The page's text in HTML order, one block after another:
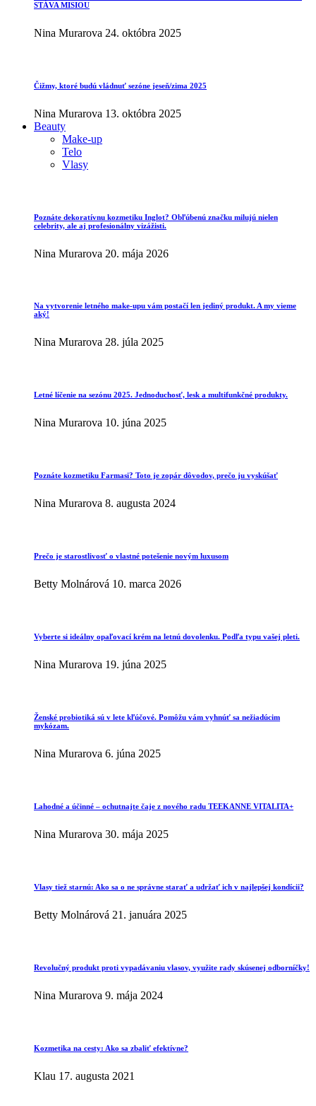
STÁVA MISIOU
Nina Murarova 24. októbra 2025
Čižmy, ktoré budú vládnuť sezóne jeseň/zima 2025
Nina Murarova 13. októbra 2025
Beauty
Make-up
Telo
Vlasy
Poznáte dekoratívnu kozmetiku Inglot? Obľúbenú značku milujú nielen
celebrity, ale aj profesionálny vizážisti.
Nina Murarova 20. mája 2026
Na vytvorenie letného make-upu vám postačí len jediný produkt. A my vieme
aký!
Nina Murarova 28. júla 2025
Letné líčenie na sezónu 2025. Jednoduchosť, lesk a multifunkčné produkty.
Nina Murarova 10. júna 2025
Poznáte kozmetiku Farmasi? Toto je zopár dôvodov, prečo ju vyskúšať
Nina Murarova 8. augusta 2024
Prečo je starostlivosť o vlastné potešenie novým luxusom
Betty Molnárová 10. marca 2026
Vyberte si ideálny opaľovací krém na letnú dovolenku. Podľa typu vašej pleti.
Nina Murarova 19. júna 2025
Ženské probiotiká sú v lete kľúčové. Pomôžu vám vyhnúť sa nežiadúcim
mykózam.
Nina Murarova 6. júna 2025
Lahodné a účinné – ochutnajte čaje z nového radu TEEKANNE VITALITA+
Nina Murarova 30. mája 2025
Vlasy tiež starnú: Ako sa o ne správne starať a udržať ich v najlepšej kondícii?
Betty Molnárová 21. januára 2025
Revolučný produkt proti vypadávaniu vlasov, využite rady skúsenej odborníčky!
Nina Murarova 9. mája 2024
Kozmetika na cesty: Ako sa zbaliť efektívne?
Klau 17. augusta 2021